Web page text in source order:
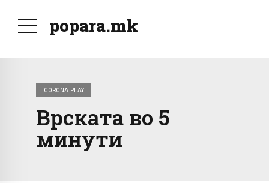
popara.mk
CORONA PLAY
Врската во 5
минути